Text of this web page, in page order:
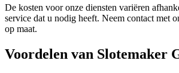
De kosten voor onze diensten variëren
service dat u nodig heeft. Neem contact met
op maat.
Voordelen van Slotemaker